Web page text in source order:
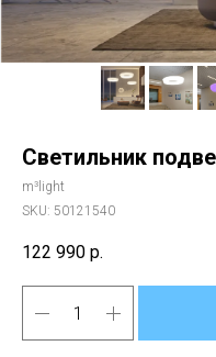
Светильник
m³light
SKU: 50121540
122 990 р.